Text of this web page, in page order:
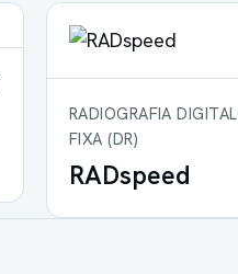
RADIOGRAFIA DIGITAL
FIXA (DR)
RADspeed